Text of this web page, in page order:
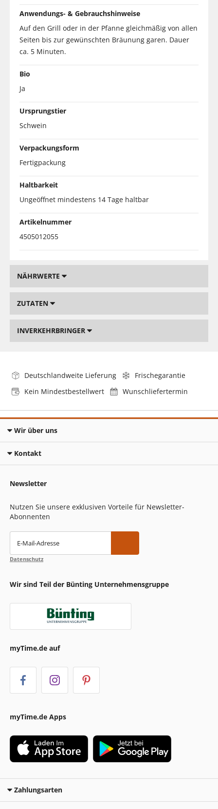
Anwendungs- & Gebrauchshinweise
Auf den Grill oder in der Pfanne gleichmäßig von allen
Seiten bis zur gewünschten Bräunung garen. Dauer
ca. 5 Minuten.
Bio
Ja
Ursprungstier
Schwein
Verpackungsform
Fertigpackung
Haltbarkeit
Ungeöffnet mindestens 14 Tage haltbar
Artikelnummer
4505012055
NÄHRWERTE
ZUTATEN
INVERKEHRBRINGER
Deutschlandweite Lieferung
Frischegarantie
Kein Mindestbestellwert
Wunschliefertermin
Wir über uns
Kontakt
Newsletter
Nutzen Sie unsere exklusiven Vorteile für Newsletter-
Abonnenten
E-Mail-Adresse
Datenschutz
Wir sind Teil der Bünting Unternehmensgruppe
myTime.de auf
myTime.de Apps
Zahlungsarten